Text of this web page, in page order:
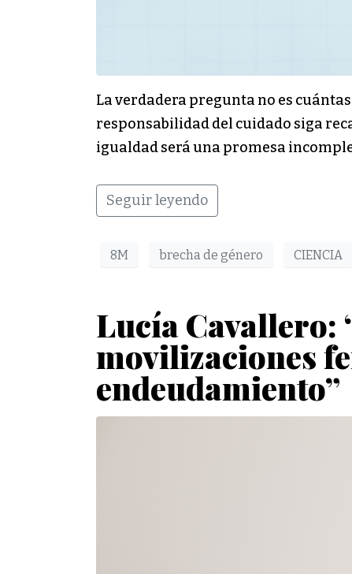
La verdadera pregunta no es
responsabilidad del cuidado siga
igualdad será una promesa
Seguir leyendo
8M brecha de género CIENCIA
Lucía Cavallero:
movilizaciones
endeudamiento”